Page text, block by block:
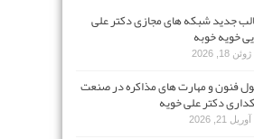
جدید شبکه های مجازی دکتر علی
خویه خوبه
ژوئن 18, 2026
فنون و مهارت های مذاکره در صنعت
دکتر علی خویه
آوریل 21, 2026